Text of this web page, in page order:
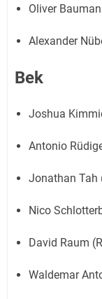
Oliver
Alexander
Bek
Joshua
Antonio
Jonathan Tah
Nico
David Raum
Waldemar